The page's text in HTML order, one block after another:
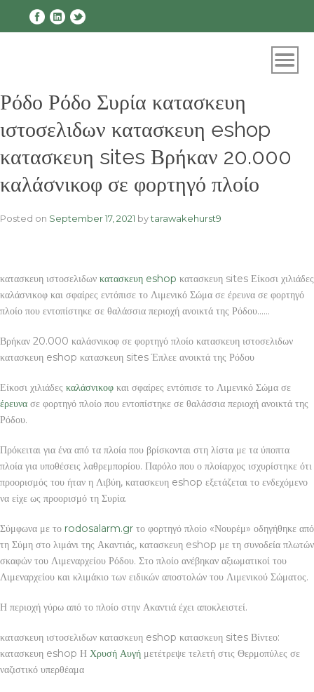
Ρόδο Ρόδο Συρία κατασκευη
ιστοσελιδων κατασκευη eshop
κατασκευη sites Βρήκαν 20.000
καλάσνικοφ σε φορτηγό πλοίο
Posted on September 17, 2021 bytarawakehurst9
κατασκευη ιστοσελιδων κατασκευη eshop κατασκευη sites Είκοσι χιλιάδες
καλάσνικοφ και σφαίρες εντόπισε το Λιμενικό Σώμα σε έρευνα σε φορτηγό
πλοίο που εντοπίστηκε σε θαλάσσια περιοχή ανοικτά της Ρόδου……
Βρήκαν 20.000 καλάσνικοφ σε φορτηγό πλοίο κατασκευη ιστοσελιδων
κατασκευη eshop κατασκευη sites Έπλεε ανοικτά της Ρόδου
Είκοσι χιλιάδες καλάσνικοφ και σφαίρες εντόπισε το Λιμενικό Σώμα σε
έρευνα σε φορτηγό πλοίο που εντοπίστηκε σε θαλάσσια περιοχή ανοικτά της
Ρόδου.
Πρόκειται για ένα από τα πλοία που βρίσκονται στη λίστα με τα ύποπτα
πλοία για υποθέσεις λαθρεμπορίου. Παρόλο που ο πλοίαρχος ισχυρίστηκε ότι
προορισμός του ήταν η Λιβύη, κατασκευη eshop εξετάζεται το ενδεχόμενο
να είχε ως προορισμό τη Συρία.
Σύμφωνα με το rodosalarm.gr το φορτηγό πλοίο «Νουρέμ» οδηγήθηκε από
τη Σύμη στο λιμάνι της Ακαντιάς, κατασκευη eshop με τη συνοδεία πλωτών
σκαφών του Λιμεναρχείου Ρόδου. Στο πλοίο ανέβηκαν αξιωματικοί του
Λιμεναρχείου και κλιμάκιο των ειδικών αποστολών του Λιμενικού Σώματος.
Η περιοχή γύρω από το πλοίο στην Ακαντιά έχει αποκλειστεί.
κατασκευη ιστοσελιδων κατασκευη eshop κατασκευη sites Βίντεο:
κατασκευη eshop Η Χρυσή Αυγή μετέτρεψε τελετή στις Θερμοπύλες σε
ναζιστικό υπερθέαμα